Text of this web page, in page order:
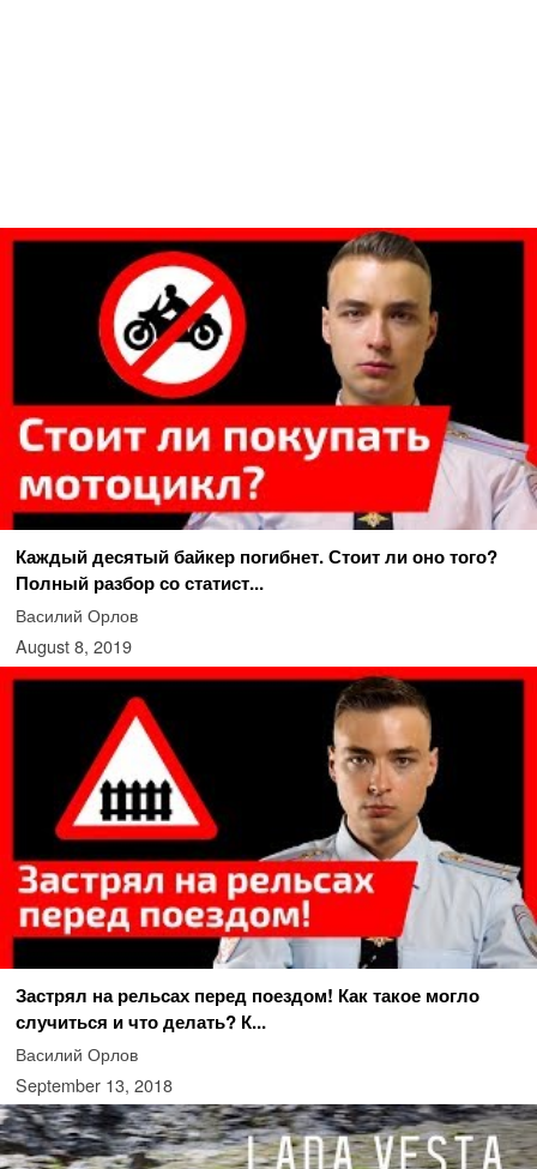
Каждый десятый байкер погибнет. Стоит ли оно того?
Полный разбор со статист...
Василий Орлов
August 8, 2019
Застрял на рельсах перед поездом! Как такое могло
случиться и что делать? К...
Василий Орлов
September 13, 2018